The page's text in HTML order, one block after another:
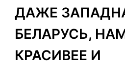
ДАЖЕ
БЕЛАРУСЬ,
КРАСИВЕЕ И